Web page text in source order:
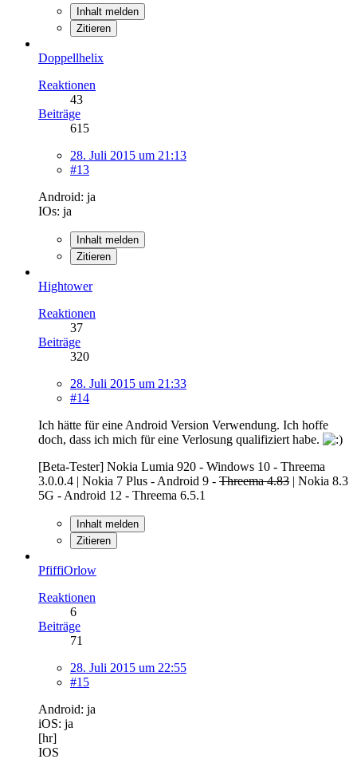
Inhalt melden
Zitieren
Doppellhelix
Reaktionen
43
Beiträge
615
28. Juli 2015 um 21:13
#13
Android: ja
IOs: ja
Inhalt melden
Zitieren
Hightower
Reaktionen
37
Beiträge
320
28. Juli 2015 um 21:33
#14
Ich hätte für eine Android Version Verwendung. Ich hoffe
doch, dass ich mich für eine Verlosung qualifiziert habe.
[Beta-Tester] Nokia Lumia 920 - Windows 10 - Threema
3.0.0.4 | Nokia 7 Plus - Android 9 - Threema 4.83 | Nokia 8.3
5G - Android 12 - Threema 6.5.1
Inhalt melden
Zitieren
PfiffiOrlow
Reaktionen
6
Beiträge
71
28. Juli 2015 um 22:55
#15
Android: ja
iOS: ja
[hr]
IOS